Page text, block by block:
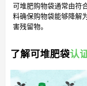
可堆肥购物袋通常由符
料确保购物袋能够降解
害残留物。
了解可堆肥袋认